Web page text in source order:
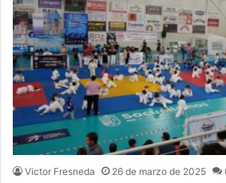
Victor Fresneda 26 de marzo de 2025